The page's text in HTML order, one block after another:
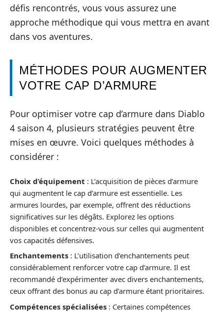
défis rencontrés, vous vous assurez une
approche méthodique qui vous mettra en avant
dans vos aventures.
MÉTHODES POUR AUGMENTER
VOTRE CAP D’ARMURE
Pour optimiser votre cap d’armure dans Diablo
4 saison 4, plusieurs stratégies peuvent être
mises en œuvre. Voici quelques méthodes à
considérer :
Choix d’équipement : L’acquisition de pièces d’armure
qui augmentent le cap d’armure est essentielle. Les
armures lourdes, par exemple, offrent des réductions
significatives sur les dégâts. Explorez les options
disponibles et concentrez-vous sur celles qui augmentent
vos capacités défensives.
Enchantements : L’utilisation d’enchantements peut
considérablement renforcer votre cap d’armure. Il est
recommandé d’expérimenter avec divers enchantements,
ceux offrant des bonus au cap d’armure étant prioritaires.
Compétences spécialisées : Certaines compétences